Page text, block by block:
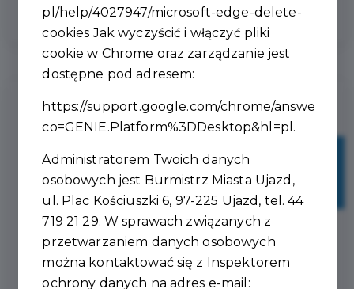
pl/help/4027947/microsoft-edge-delete-
cookies Jak wyczyścić i włączyć pliki
cookie w Chrome oraz zarządzanie jest
dostępne pod adresem:
https://support.google.com/chrome/answer/
co=GENIE.Platform%3DDesktop&hl=pl .
Administratorem Twoich danych
osobowych jest Burmistrz Miasta Ujazd,
ul. Plac Kościuszki 6, 97-225 Ujazd, tel. 44
719 21 29. W sprawach związanych z
przetwarzaniem danych osobowych
można kontaktować się z Inspektorem
ochrony danych na adres e-mail: